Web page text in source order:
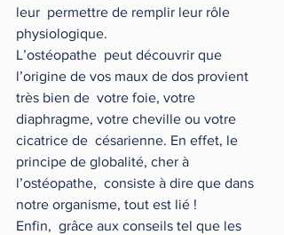
leur  permettre de remplir leur rôle
physiologique.
L’ostéopathe  peut découvrir que
l’origine de vos maux de dos provient
très bien de  votre foie, votre
diaphragme, votre cheville ou votre
cicatrice de  césarienne. En effet, le
principe de globalité, cher à
l’ostéopathe,  consiste à dire que dans
notre organisme, tout est lié !
Enfin,  grâce aux conseils tel que les